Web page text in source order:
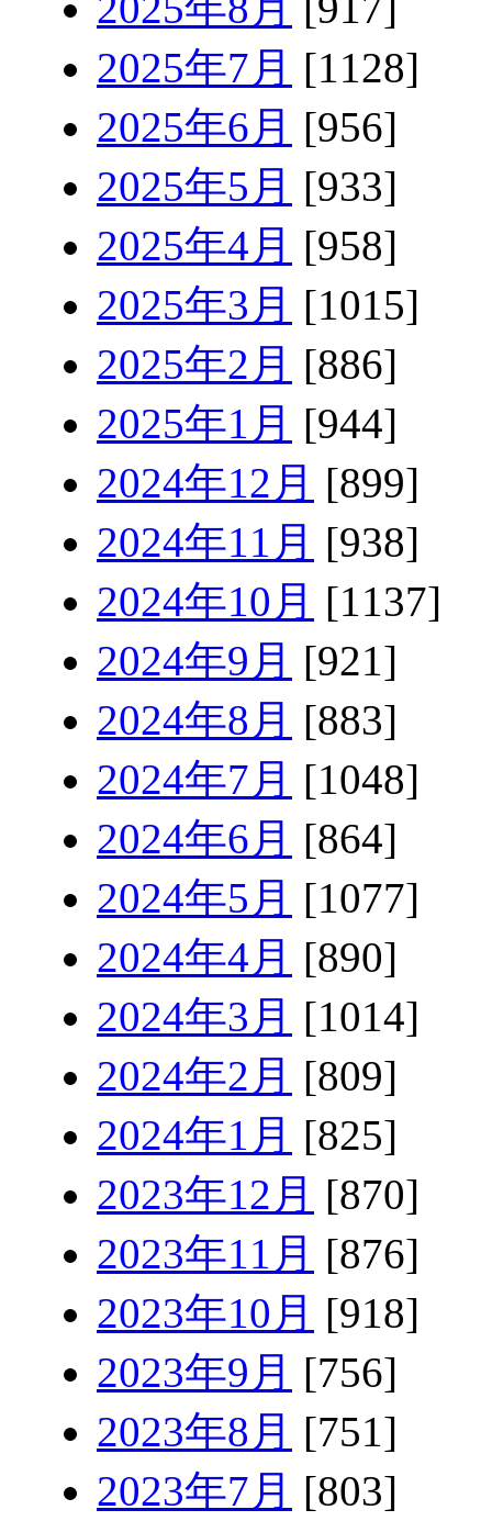
2025年7月 [1128]
2025年6月 [956]
2025年5月 [933]
2025年4月 [958]
2025年3月 [1015]
2025年2月 [886]
2025年1月 [944]
2024年12月 [899]
2024年11月 [938]
2024年10月 [1137]
2024年9月 [921]
2024年8月 [883]
2024年7月 [1048]
2024年6月 [864]
2024年5月 [1077]
2024年4月 [890]
2024年3月 [1014]
2024年2月 [809]
2024年1月 [825]
2023年12月 [870]
2023年11月 [876]
2023年10月 [918]
2023年9月 [756]
2023年8月 [751]
2023年7月 [803]